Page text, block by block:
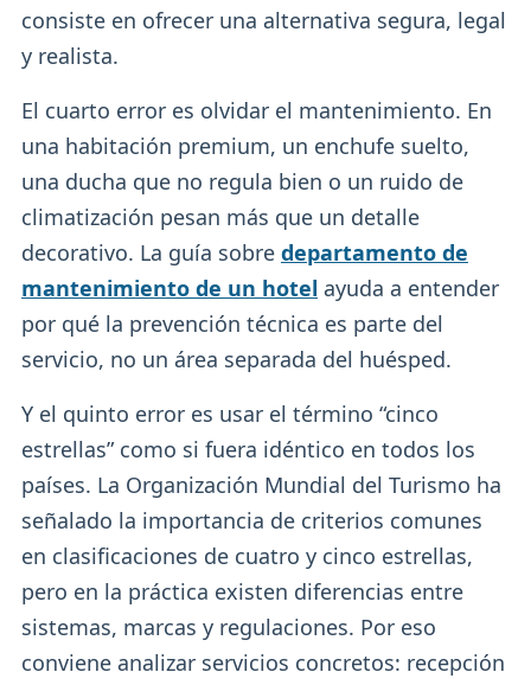
consiste en ofrecer una alternativa segura, legal
y realista.
El cuarto error es olvidar el mantenimiento. En
una habitación premium, un enchufe suelto,
una ducha que no regula bien o un ruido de
climatización pesan más que un detalle
decorativo. La guía sobre departamento de
mantenimiento de un hotel ayuda a entender
por qué la prevención técnica es parte del
servicio, no un área separada del huésped.
Y el quinto error es usar el término “cinco
estrellas” como si fuera idéntico en todos los
países. La Organización Mundial del Turismo ha
señalado la importancia de criterios comunes
en clasificaciones de cuatro y cinco estrellas,
pero en la práctica existen diferencias entre
sistemas, marcas y regulaciones. Por eso
conviene analizar servicios concretos: recepción